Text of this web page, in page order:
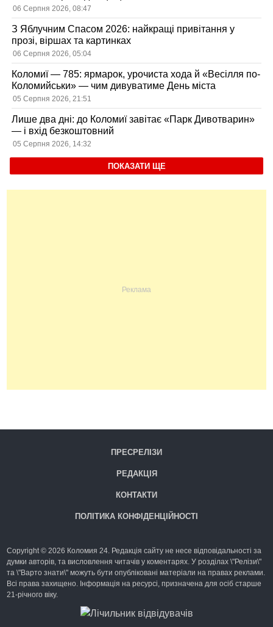
06 Серпня 2026, 08:47
З Яблучним Спасом 2026: найкращі привітання у
прозі, віршах та картинках
06 Серпня 2026, 05:04
Коломиї — 785: ярмарок, урочиста хода й «Весілля по-
Коломийськи» — чим дивуватиме День міста
05 Серпня 2026, 21:51
Лише два дні: до Коломиї завітає «Парк Дивотварин»
— і вхід безкоштовний
05 Серпня 2026, 14:32
ПОКАЗАТИ ЩЕ
ПРЕСРЕЛІЗИ
РЕДАКЦІЯ
КОНТАКТИ
ПОЛІТИКА КОНФІДЕНЦІЙНОСТІ
Copyright © 2026 Коломия 24. Редакція сайту не несе відповідальності за
думки авторів, та висловлення читачів у коментарях. У розділах \"Релізи\"
та \"Варто знати\" можуть бути опубліковані матеріали на правах реклами.
Всі права захищено. Інформація на ресурсі, призначена для осіб старше
21-річного віку.